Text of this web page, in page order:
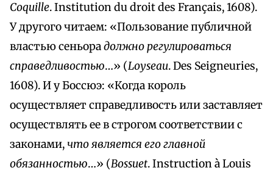
Coquille. Institution du droit des Français, 1608).
У другого читаем: «Пользование публичной
властью сеньорадолжно регулироваться
справедливостью…» (Loyseau. Des Seigneuries,
1608). И у Боссюэ: «Когда король
осуществляет справедливость или заставляет
осуществлять ее в строгом соответствии с
законами,что является его главной
обязанностью…» (Bossuet. Instruction à Louis